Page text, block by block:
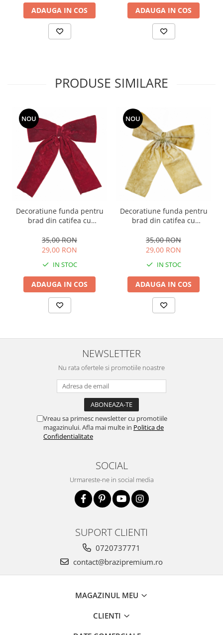
ADAUGA IN COS ADAUGA IN COS
PRODUSE SIMILARE
NOU
Decoratiune funda pentru
brad din catifea cu
bordeaux
35,00 RON
29,00 RON
IN STOC
ADAUGA IN COS
NOU
Decoratiune funda pentru
brad din catifea cu
35,00 RON
29,00 RON
IN STOC
ADAUGA IN COS
NEWSLETTER
Nu rata ofertele si promotiile noastre
Vreau sa primesc newsletter cu promotiile
magazinului. Afla mai multe in Politica de
Confidentialitate
SOCIAL
Urmareste-ne in social media
SUPORT CLIENTI
0720737771
contact@brazipremium.ro
MAGAZINUL MEU
CLIENTI